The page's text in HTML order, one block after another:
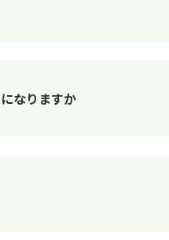
なりますか